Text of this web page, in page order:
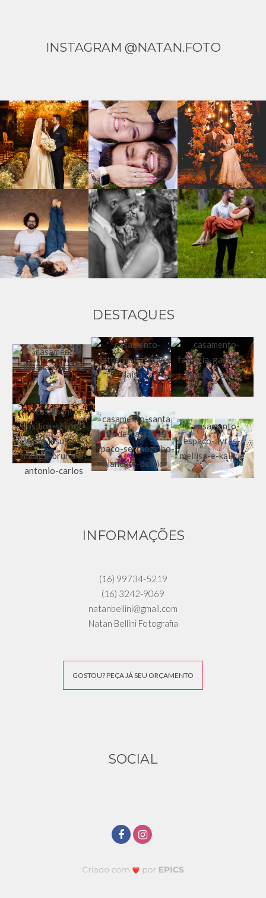
INSTAGRAM @NATAN.FOTO
DESTAQUES
INFORMAÇÕES
(16) 99734-5219
(16) 3242-9069
natanbellini@gmail.com
Natan Bellini Fotografia
GOSTOU? PEÇA JÁ SEU ORÇAMENTO
SOCIAL